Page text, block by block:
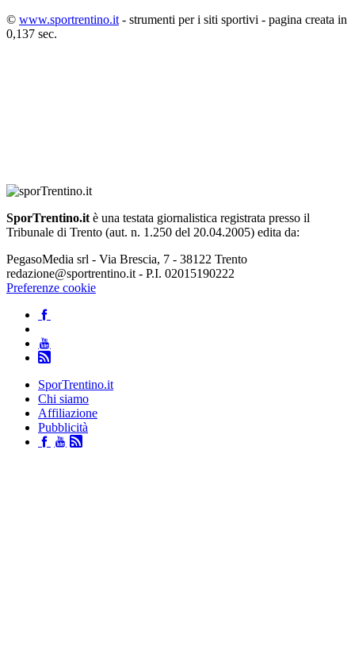
© www.sportrentino.it - strumenti per i siti sportivi - pagina creata in
0,137 sec.
SporTrentino.it è una testata giornalistica registrata presso il
Tribunale di Trento (aut. n. 1.250 del 20.04.2005) edita da:
PegasoMedia srl - Via Brescia, 7 - 38122 Trento
redazione@sportrentino.it - P.I. 02015190222
Preferenze cookie
SporTrentino.it
Chi siamo
Affiliazione
Pubblicità